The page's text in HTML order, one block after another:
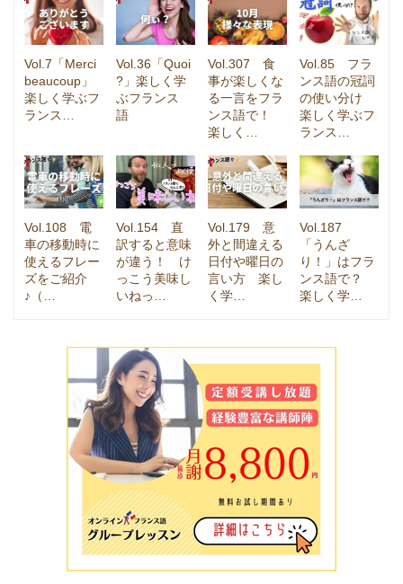
Vol.7「Merci
beaucoup」
楽しく学ぶフ
ランス…
Vol.36「Quoi
?」楽しく学
ぶフランス
語
Vol.307 食
事が楽しくな
る一言をフラ
ンス語で！
楽しく…
Vol.85 フラ
ンス語の冠詞
の使い分け
楽しく学ぶフ
ランス…
Vol.108 電
車の移動時に
使えるフレー
ズをご紹介
♪（…
Vol.154 直
訳すると意味
が違う！ け
っこう美味し
いねっ…
Vol.179 意
外と間違える
日付や曜日の
言い方 楽し
く学…
Vol.187
「うんざ
り！」はフラ
ンス語で？
楽しく学…